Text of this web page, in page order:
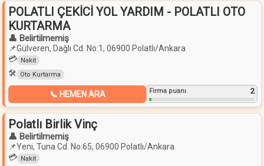
POLATLI ÇEKİCİ YOL YARDIM - POLATLI OTO
KURTARMA
👤 Belirtilmemiş
📌Gülveren, Dağlı Cd. No:1, 06900 Polatlı/Ankara
💳 Nakit
🛠️ Oto Kurtarma
📞 HEMEN ARA Firma puanı 2
Polatlı Birlik Vinç
👤 Belirtilmemiş
📌Yeni, Tuna Cd. No:65, 06900 Polatlı/Ankara
💳 Nakit